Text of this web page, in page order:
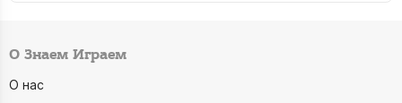
О Знаем Играем
О нас